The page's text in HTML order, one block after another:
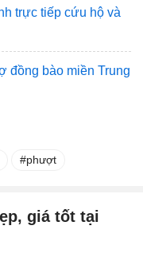
trực tiếp cứu hộ và
đồng bào miền Trung
phượt
giá tốt tại